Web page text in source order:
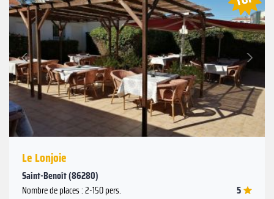
Précédent
Suivant
Le Lonjoie
Saint-Benoît (86280)
Nombre de places : 2-150 pers. 5